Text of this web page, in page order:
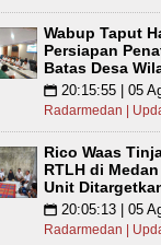
Wabup Taput
Persiapan
Batas Desa
📅 20:15:55 | 05
Radarmedan |
Rico Waas
RTLH di
Unit
📅 20:05:13 | 05
Radarmedan |